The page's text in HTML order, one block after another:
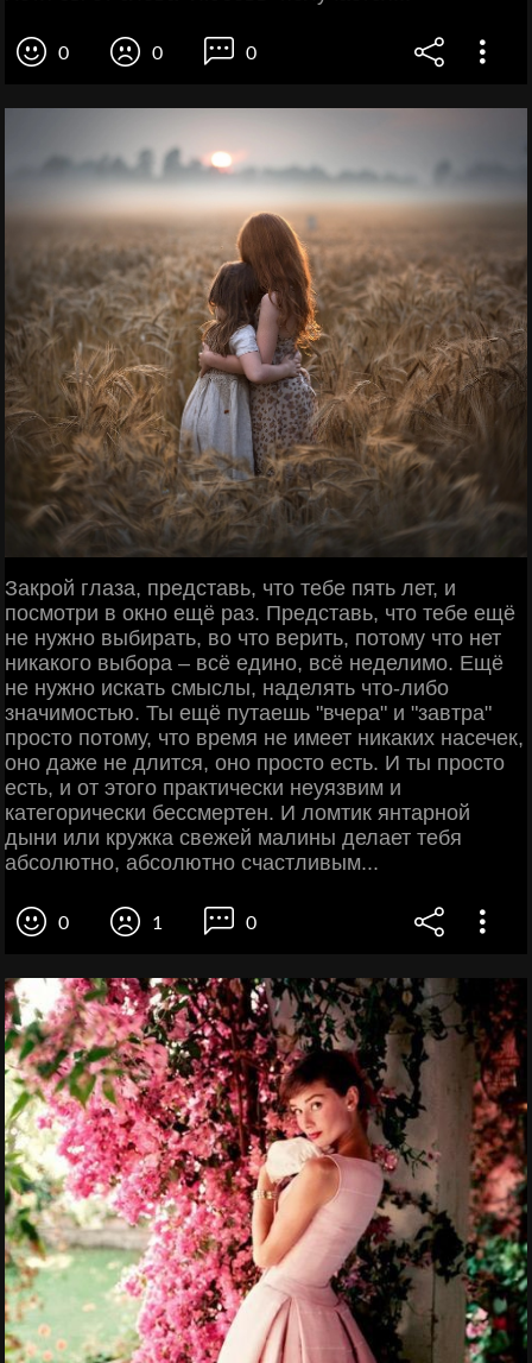
0 0 0
Закрой глаза, представь, что тебе пять лет, и
посмотри в окно ещё раз. Представь, что тебе ещё
не нужно выбирать, во что верить, потому что нет
никакого выбора – всё едино, всё неделимо. Ещё
не нужно искать смыслы, наделять что-либо
значимостью. Ты ещё путаешь "вчера" и "завтра"
просто потому, что время не имеет никаких насечек,
оно даже не длится, оно просто есть. И ты просто
есть, и от этого практически неуязвим и
категорически бессмертен. И ломтик янтарной
дыни или кружка свежей малины делает тебя
абсолютно, абсолютно счастливым...
0 1 0